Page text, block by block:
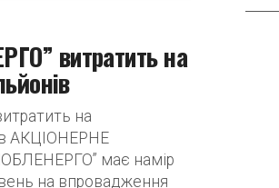
витратить на
на
АКЦІОНЕРНЕ
має намір
на впровадження